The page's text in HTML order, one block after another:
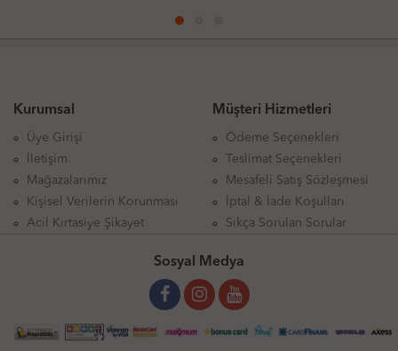
Kurumsal
Üye Girişi
İletişim
Mağazalarımız
Kişisel Verilerin Korunması
Acil Kırtasiye Şikayet
Müşteri Hizmetleri
Ödeme Seçenekleri
Teslimat Seçenekleri
Mesafeli Satış Sözleşmesi
İptal & İade Koşulları
Sıkça Sorulan Sorular
Sosyal Medya